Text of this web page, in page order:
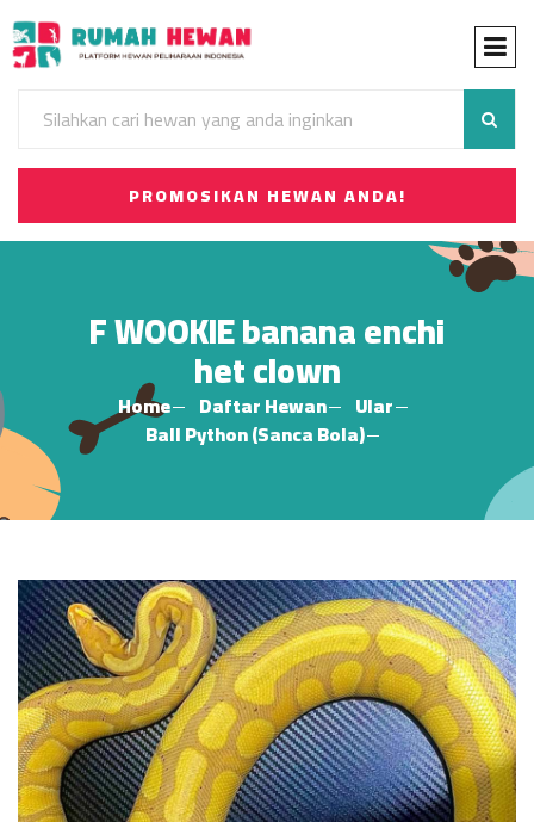
PROMOSIKAN HEWAN ANDA!
F WOOKIE banana enchi
het clown
Home Daftar Hewan
Ular
Ball Python (Sanca Bola)